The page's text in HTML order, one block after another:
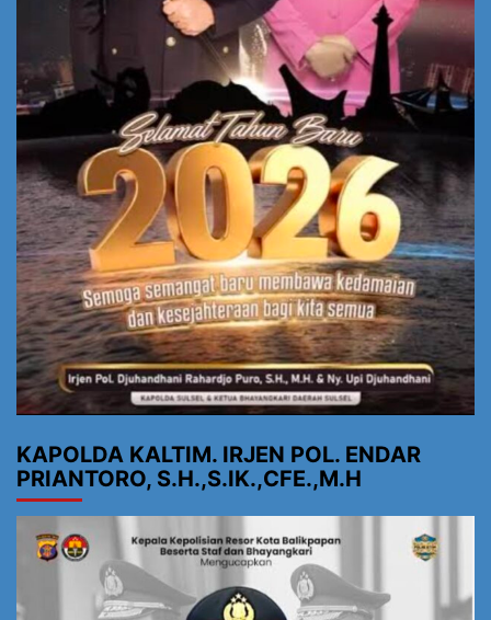
KAPOLDA KALTIM. IRJEN POL. ENDAR
PRIANTORO, S.H.,S.IK.,CFE.,M.H